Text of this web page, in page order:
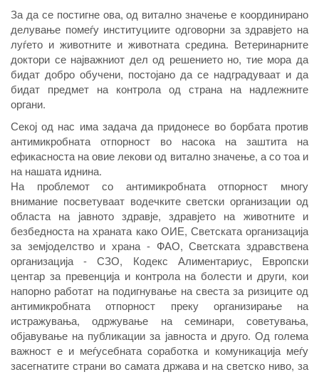
За да се постигне ова, од витално значење е координирано
делување помеѓу институциите одговорни за здравјето на
луѓето и животните и животната средина. Ветеринарните
доктори се најважниот дел од решението но, тие мора да
бидат добро обучени, постојано да се надградуваат и да
бидат предмет на контрола од страна на надлежните
органи.
Секој од нас има задача да придонесе во борбата против
антимикробната отпорност во насока на заштита на
ефикасноста на овие лекови од витално значење, а со тоа и
на нашата иднина.
На проблемот со антимикробната отпорност многу
внимание посветуваат водечките светски организации од
областа на јавното здравје, здравјето на животните и
безбедноста на храната како ОИЕ, Светската организација
за земјоделство и храна - ФАО, Светската здравствена
организација - СЗО, Кодекс Алиментариус, Европски
центар за превенција и контрола на болести и други, кои
напорно работат на подигнување на свеста за ризиците од
антимикробната отпорност преку организирање на
истражувања, одржување на семинари, советувања,
објавување на публикации за јавноста и друго. Од голема
важност е и меѓусебната соработка и комуникација меѓу
засегнатите страни во самата држава и на светско ниво, за